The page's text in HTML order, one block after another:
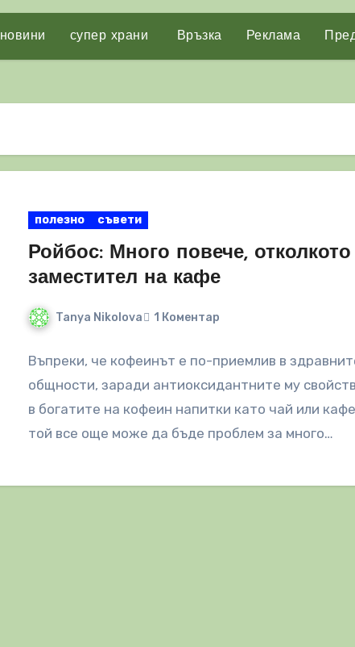
новини супер храни Връзка Реклама
полезно съвети
Ройбос: Много повече, отколкото
заместител на кафе
Tanya Nikolova 1 Коментар
Въпреки, че кофеинът е по-приемлив в
общности, заради антиоксидантните му
в богатите на кофеин напитки като чай или
той все още може да бъде проблем за много…